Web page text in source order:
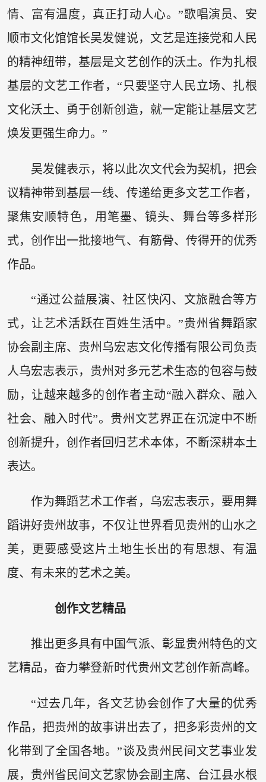
情、富有温度，真正打动人心。”歌唱演员、安
顺市文化馆馆长吴发健说，文艺是连接党和人民
的精神纽带，基层是文艺创作的沃土。作为扎根
基层的文艺工作者，“只要坚守人民立场、扎根
文化沃土、勇于创新创造，就一定能让基层文艺
焕发更强生命力。”
吴发健表示，将以此次文代会为契机，把会
议精神带到基层一线、传递给更多文艺工作者，
聚焦安顺特色，用笔墨、镜头、舞台等多样形
式，创作出一批接地气、有筋骨、传得开的优秀
作品。
“通过公益展演、社区快闪、文旅融合等方
式，让艺术活跃在百姓生活中。”贵州省舞蹈家
协会副主席、贵州乌宏志文化传播有限公司负责
人乌宏志表示，贵州对多元艺术生态的包容与鼓
励，让越来越多的创作者主动“融入群众、融入
社会、融入时代”。贵州文艺界正在沉淀中不断
创新提升，创作者回归艺术本体，不断深耕本土
表达。
作为舞蹈艺术工作者，乌宏志表示，要用舞
蹈讲好贵州故事，不仅让世界看见贵州的山水之
美，更要感受这片土地生长出的有思想、有温
度、有未来的艺术之美。
创作文艺精品
推出更多具有中国气派、彰显贵州特色的文
艺精品，奋力攀登新时代贵州文艺创作新高峰。
“过去几年，各文艺协会创作了大量的优秀
作品，把贵州的故事讲出去了，把多彩贵州的文
化带到了全国各地。”谈及贵州民间文艺事业发
展，贵州省民间文艺家协会副主席、台江县水根